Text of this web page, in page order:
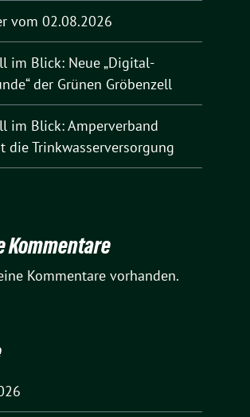
vom 02.08.2026
im Blick: Neue „Digital-
der Grünen Gröbenzell
im Blick: Amperverband
die Trinkwasserversorgung
Kommentare
Kommentare vorhanden.